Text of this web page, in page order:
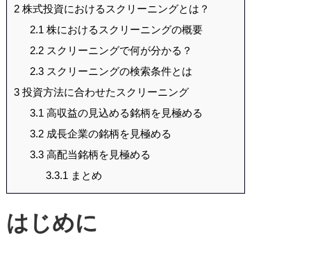
2株式投資におけるスクリーニングとは？
2.1 株におけるスクリーニングの概要
2.2スクリーニングで何が分かる？
2.3スクリーニングの検索条件とは
3投資方法に合わせたスクリーニング
3.1 高収益の見込める銘柄を見極める
3.2成長企業の銘柄を見極める
3.3高配当銘柄を見極める
3.3.1 まとめ
はじめに